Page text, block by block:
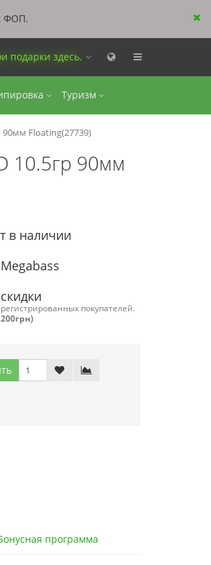
ФОП.
подарки здесь.
Туризм
90мм Floating(27739)
10.5гр 90мм
в наличии
покупателей.
программа